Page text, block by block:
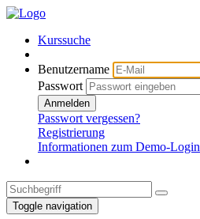
Kurssuche
Benutzername
Passwort
Anmelden
Passwort vergessen?
Registrierung
Informationen zum Demo-Login
Toggle navigation